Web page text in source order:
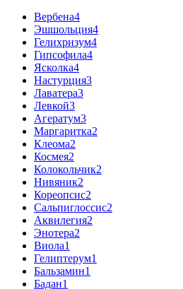
Вербена4
Эшшольция4
Гелихризум4
Гипсофила4
Ясколка4
Настурция3
Лаватера3
Левкой3
Агератум3
Маргаритка2
Клеома2
Космея2
Колокольчик2
Нивяник2
Кореопсис2
Сальпиглоссис2
Аквилегия2
Энотера2
Виола1
Гелиптерум1
Бальзамин1
Бадан1